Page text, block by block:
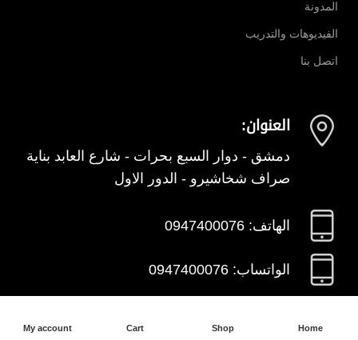
المدونة
الفيديوهات والتدريب
اتصل بنا
العنوان:
دمشق - دوار السبع بحرات - شارع العابد بناية
صراف شخاشيرو - الدور الاول
الهاتف: 0947400076
الواتساب: 0947400076
Home
Shop
Cart
My account